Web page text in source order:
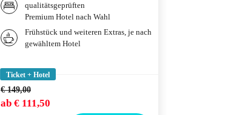
qualitätsgeprüften
Premium Hotel nach Wahl
Frühstück und weiteren Extras, je nach
gewähltem Hotel
Ticket + Hotel
€ 149,00
ab € 111,50